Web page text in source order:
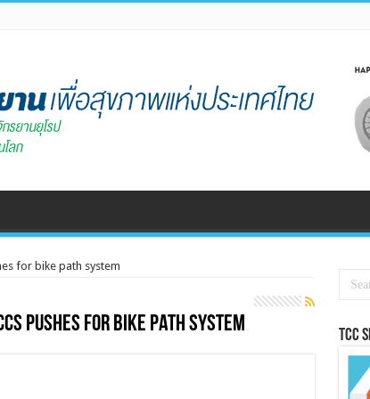
for bike path system
pushes for bike path system Tcc